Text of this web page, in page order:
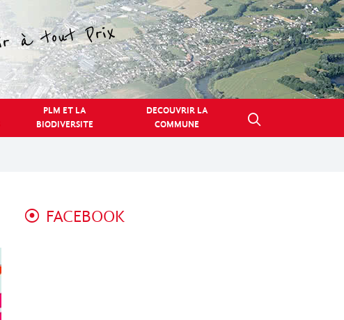
PLM ET LA
BIODIVERSITE
DECOUVRIR LA
COMMUNE
FACEBOOK